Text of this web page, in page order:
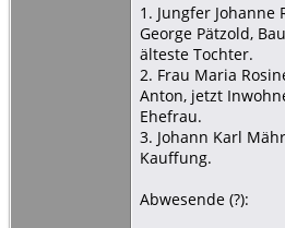
1. Jungfer Johanne
George Pätzold,
älteste Tochter.
2. Frau Maria
Anton, jetzt
Ehefrau.
3. Johann Karl
Kauffung.
Abwesende (?):